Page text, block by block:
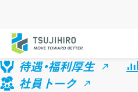
待遇・福利厚生
社員トーク